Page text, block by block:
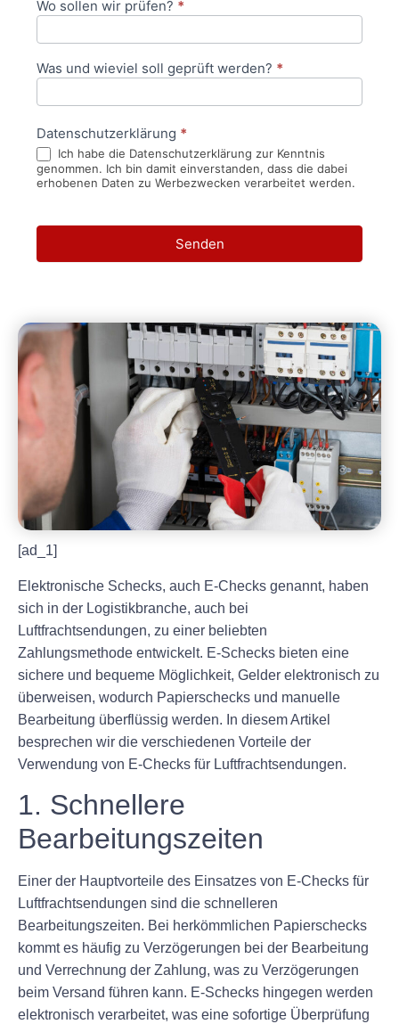
Wo sollen wir prüfen? *
Was und wieviel soll geprüft werden? *
Datenschutzerklärung *
Ich habe die Datenschutzerklärung zur Kenntnis
genommen. Ich bin damit einverstanden, dass die dabei
erhobenen Daten zu Werbezwecken verarbeitet werden.
Senden
[ad_1]
Elektronische Schecks, auch E-Checks genannt, haben
sich in der Logistikbranche, auch bei
Luftfrachtsendungen, zu einer beliebten
Zahlungsmethode entwickelt. E-Schecks bieten eine
sichere und bequeme Möglichkeit, Gelder elektronisch zu
überweisen, wodurch Papierschecks und manuelle
Bearbeitung überflüssig werden. In diesem Artikel
besprechen wir die verschiedenen Vorteile der
Verwendung von E-Checks für Luftfrachtsendungen.
1. Schnellere
Bearbeitungszeiten
Einer der Hauptvorteile des Einsatzes von E-Checks für
Luftfrachtsendungen sind die schnelleren
Bearbeitungszeiten. Bei herkömmlichen Papierschecks
kommt es häufig zu Verzögerungen bei der Bearbeitung
und Verrechnung der Zahlung, was zu Verzögerungen
beim Versand führen kann. E-Schecks hingegen werden
elektronisch verarbeitet, was eine sofortige Überprüfung